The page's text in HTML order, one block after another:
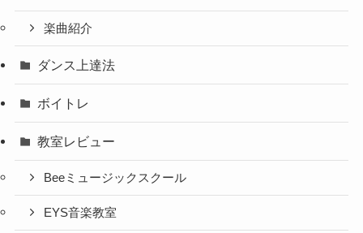
楽曲紹介
ダンス上達法
ボイトレ
教室レビュー
Beeミュージックスクール
EYS音楽教室